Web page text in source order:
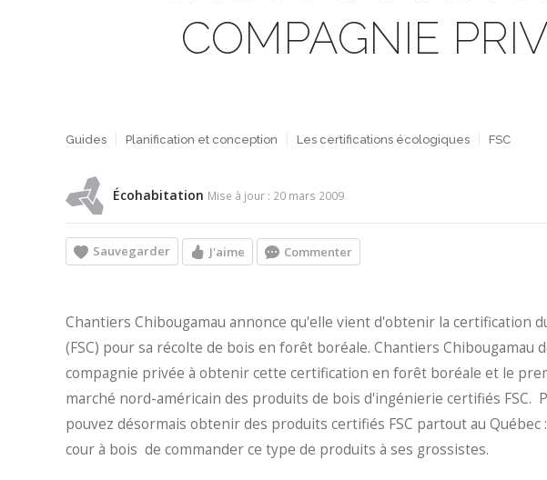
COMPAGNIE
Guides Planification et conception Les certifications écologiques FSC
Écohabitation Mise à jour : 20 mars 2009
Sauvegarder J'aime Commenter
Chantiers Chibougamau annonce qu'elle vient d'obtenir la certification
(FSC) pour sa récolte de bois en forêt boréale. Chantiers Chibougamau
compagnie privée à obtenir cette certification en forêt boréale et le
marché nord-américain des produits de bois d'ingénierie certifiés FSC.
pouvez désormais obtenir des produits certifiés FSC partout au
cour à bois de commander ce type de produits à ses grossistes.